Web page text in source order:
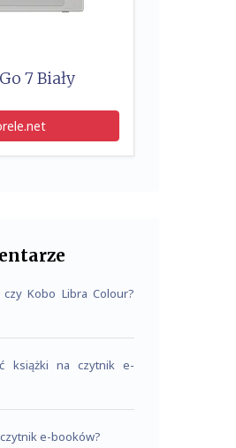
7 Biały
Kobo Libra Colour?
książki na czytnik e-
e-booków?